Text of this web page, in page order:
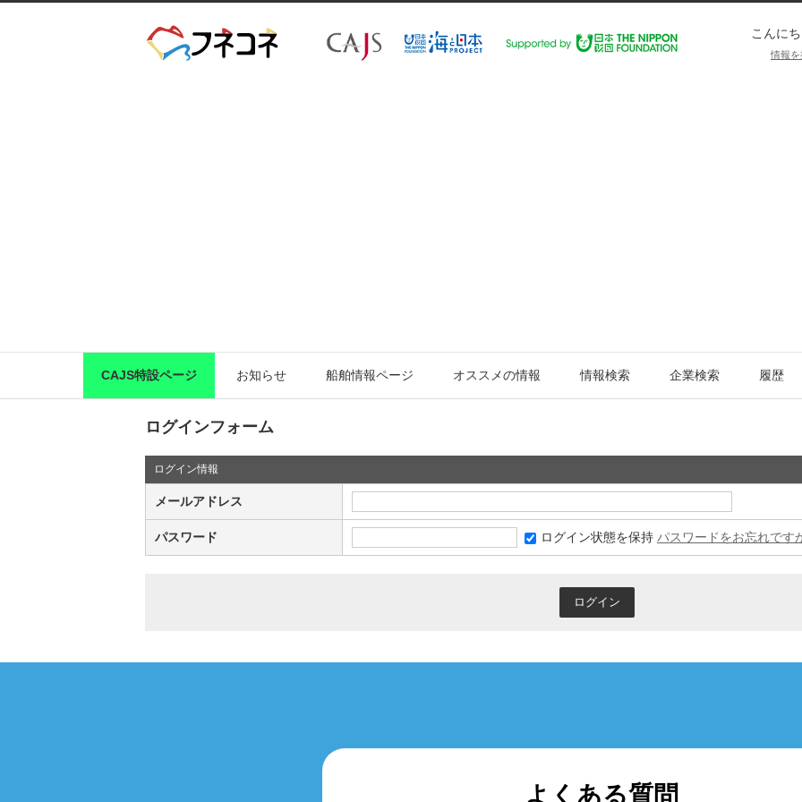
こんに
情報
CAJS特設ページ お知らせ 船舶情報ページ オススメの情報 情報検索 企業検索 履歴
ログインフォーム
ログイン情報
メールアドレス
パスワード ログイン状態を保持 パスワードをお忘れです
よくある質問